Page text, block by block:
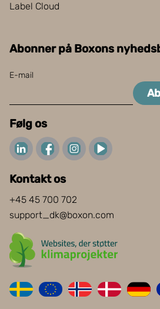
Label Cloud
Abonner på Boxons
E-mail
Følg os
Kontakt os
+45 45 700 702
support_dk@boxon.com